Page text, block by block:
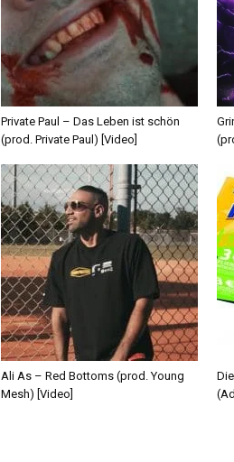
Private Paul – Das Leben ist schön
(prod. Private Paul) [Video]
Ali As – Red Bottoms (prod. Young
Mesh) [Video]